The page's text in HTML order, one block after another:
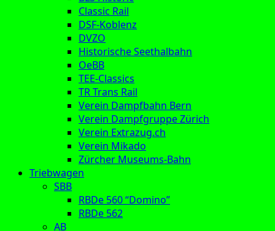
Classic Rail
DSF-Koblenz
DVZO
Historische Seethalbahn
OeBB
TEE-Classics
TR Trans Rail
Verein Dampfbahn Bern
Verein Dampfgruppe Zürich
Verein Extrazug.ch
Verein Mikado
Zürcher Museums-Bahn
Triebwagen
SBB
RBDe 560 “Domino”
RBDe 562
AB